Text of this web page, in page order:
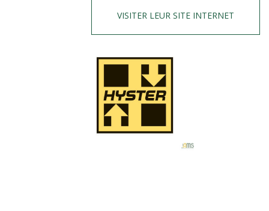
VISITER LEUR SITE INTERNET